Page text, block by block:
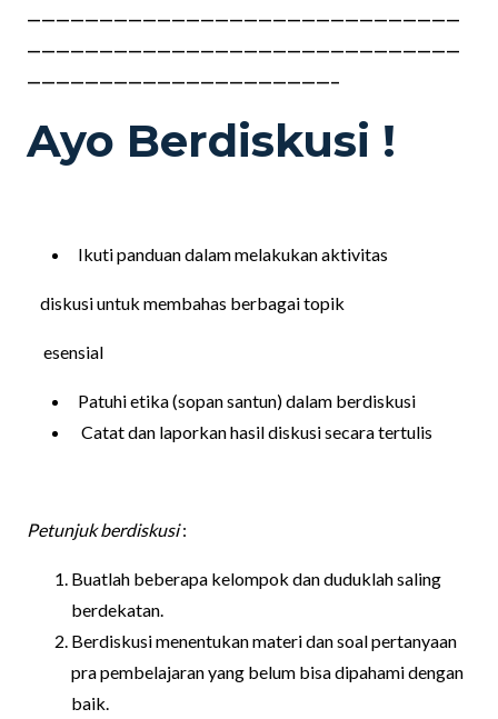
——————————————————————————————
——————————————————————————————
—————————————————————–
Ayo Berdiskusi !
Ikuti panduan dalam melakukan aktivitas
diskusi untuk membahas berbagai topik
esensial
Patuhi etika (sopan santun) dalam berdiskusi
Catat dan laporkan hasil diskusi secara tertulis
Petunjuk berdiskusi:
Buatlah beberapa kelompok dan duduklah saling
berdekatan.
Berdiskusi menentukan materi dan soal pertanyaan
pra pembelajaran yang belum bisa dipahami dengan
baik.